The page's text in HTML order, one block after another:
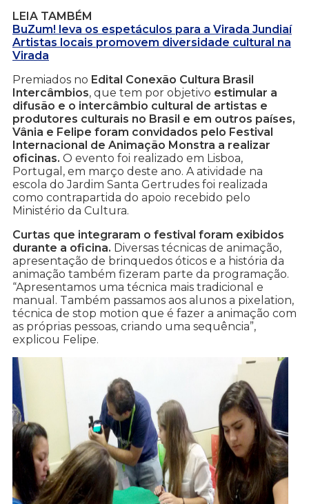
LEIA TAMBÉM
BuZum! leva os espetáculos para a Virada Jundiaí
Artistas locais promovem diversidade cultural na
Virada
Premiados no Edital Conexão Cultura Brasil
Intercâmbios, que tem por objetivo estimular a
difusão e o intercâmbio cultural de artistas e
produtores culturais no Brasil e em outros países,
Vânia e Felipe foram convidados pelo Festival
Internacional de Animação Monstra a realizar
oficinas. O evento foi realizado em Lisboa,
Portugal, em março deste ano. A atividade na
escola do Jardim Santa Gertrudes foi realizada
como contrapartida do apoio recebido pelo
Ministério da Cultura.
Curtas que integraram o festival foram exibidos
durante a oficina. Diversas técnicas de animação,
apresentação de brinquedos óticos e a história da
animação também fizeram parte da programação.
“Apresentamos uma técnica mais tradicional e
manual. Também passamos aos alunos a pixelation,
técnica de stop motion que é fazer a animação com
as próprias pessoas, criando uma sequência”,
explicou Felipe.